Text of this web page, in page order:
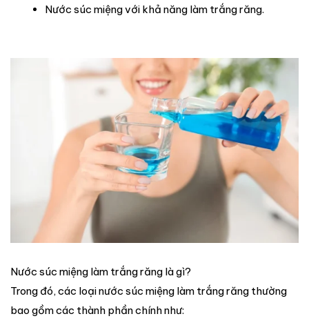
Nước súc miệng với khả năng làm trắng răng.
Nước súc miệng làm trắng răng là gì?
Trong đó, các loại nước súc miệng làm trắng răng thường
bao gồm các thành phần chính như: